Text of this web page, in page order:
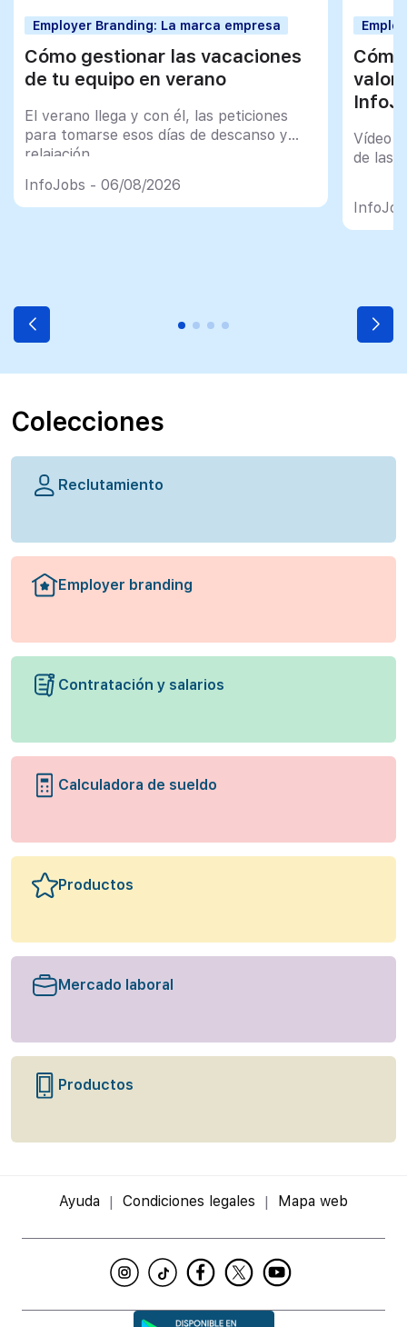
Employer Branding: La marca empresa
Cómo gestionar las vacaciones
de tu equipo en verano
El verano llega y con él, las peticiones
para tomarse esos días de descanso y
relajación
InfoJobs - 06/08/2026
Vídeo
de las
Colecciones
Reclutamiento
Employer branding
Contratación y salarios
Calculadora de sueldo
Productos
Mercado laboral
Productos
Ayuda Condiciones legales Mapa web